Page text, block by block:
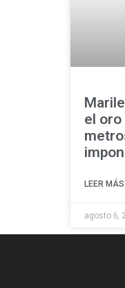
el oro
LEER MÁS
agosto 6,